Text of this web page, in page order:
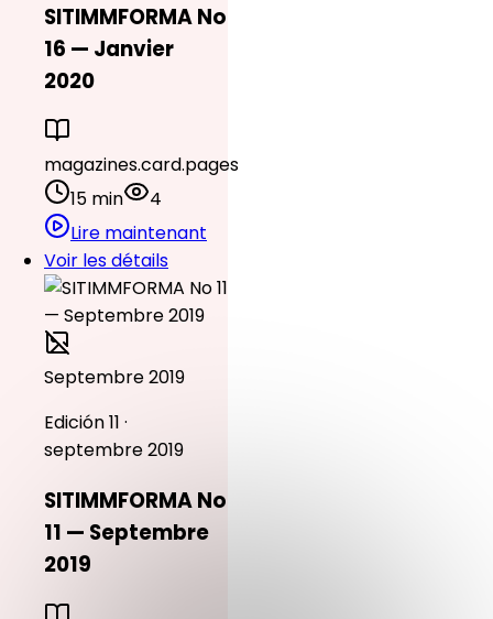
SITIMMFORMA No
16 — Janvier
2020
magazines.card.pages
15 min
4
Lire maintenant
Voir les détails
Septembre 2019
Edición 11 ·
septembre 2019
SITIMMFORMA No
11 — Septembre
2019